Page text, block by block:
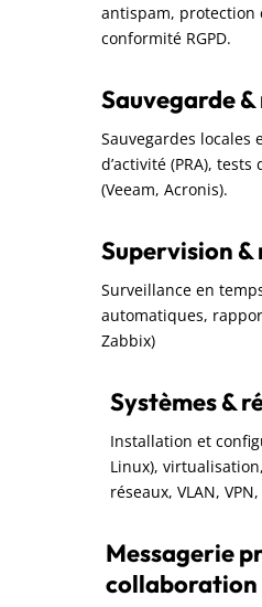
antispam, protection
conformité RGPD.
Sauvegarde
Sauvegardes
d’activité (PRA),
(Veeam, Acronis).
Supervision
Surveillance en
automatiques,
Zabbix)
Systèmes &
Installation et
Linux),
réseaux, VLAN,
Messagerie
collaboration